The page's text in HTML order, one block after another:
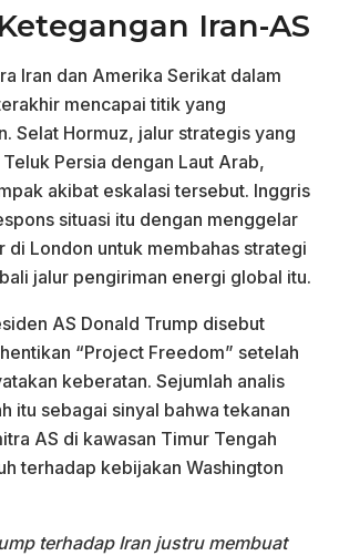
Iran-AS
Iran dan Amerika Serikat dalam
mencapai titik yang
Selat Hormuz, jalur strategis yang
Persia dengan Laut Arab,
akibat eskalasi tersebut. Inggris
situasi itu dengan menggelar
di London untuk membahas strategi
jalur pengiriman energi global itu.
AS Donald Trump disebut
“Project Freedom” setelah
keberatan. Sejumlah analis
itu sebagai sinyal bahwa tekanan
AS di kawasan Timur Tengah
terhadap kebijakan Washington
terhadap Iran justru membuat